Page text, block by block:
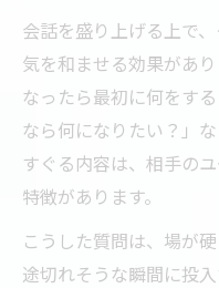
会話を盛り上げる上で
気を和ませる効果があ
なったら最初に何をす
なら何になりたい？」
すぐる内容は、相手の
特徴があります。
こうした質問は、場が
途切れそうな瞬間に投